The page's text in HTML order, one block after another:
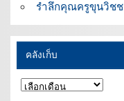
รำลึกคุณครูขุนวิชช
คลังเก็บ
คลัง
เก็บ